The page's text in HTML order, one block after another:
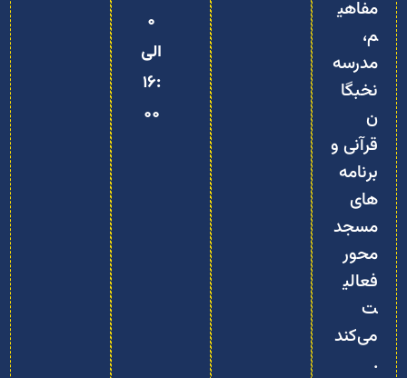
مفاهی
م،
مدرسه
نخبگا
ن
قرآنی و
برنامه‌
های
مسجد‌
محور
فعالی
ت
می‌کند
.
0
الی
16:
00